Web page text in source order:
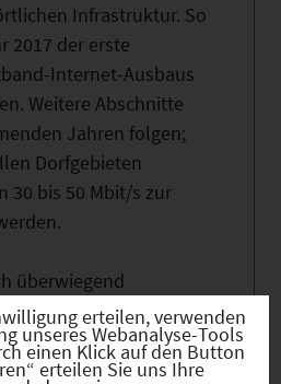
Infrastruktur. So
2017 der erste
Internet-Ausbaus
Weitere Abschnitte
Jahren folgen;
Dorfgebieten
30 bis 50 Mbit/s zur
überwiegend
sowie Unternehmen
Das Spektrum
unter anderem auf die
erteilen, verwenden
unseres Webanalyse-Tools
einen Klick auf den Button
erteilen Sie uns Ihre